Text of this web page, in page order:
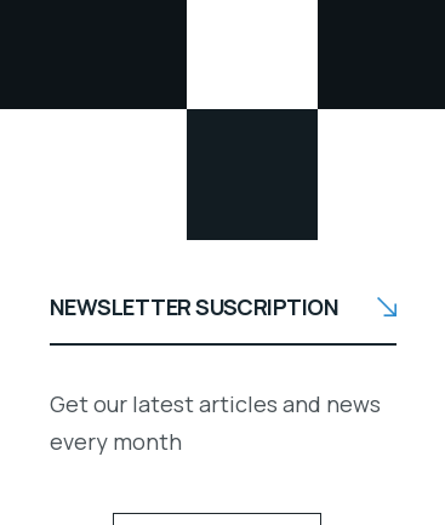
NEWSLETTER SUSCRIPTION
Get our latest articles and news
every month